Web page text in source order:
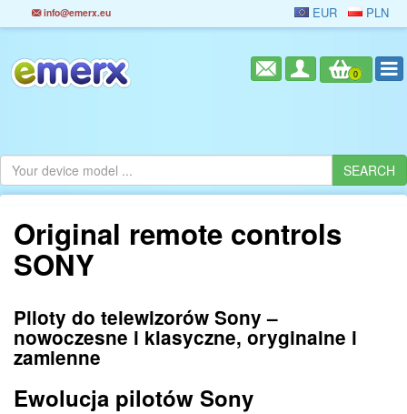
info@emerx.eu EUR PLN
0
Original remote controls
SONY
Piloty do telewizorów Sony –
nowoczesne i klasyczne, oryginalne i
zamienne
Ewolucja pilotów Sony